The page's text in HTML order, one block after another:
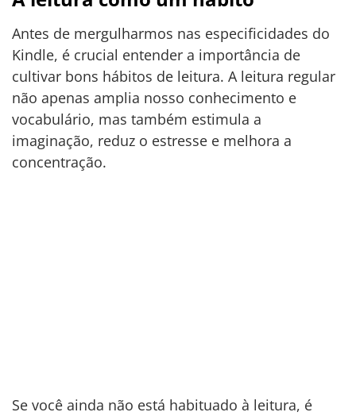
Antes de mergulharmos nas especificidades do
Kindle, é crucial entender a importância de
cultivar bons hábitos de leitura. A leitura regular
não apenas amplia nosso conhecimento e
vocabulário, mas também estimula a
imaginação, reduz o estresse e melhora a
concentração.
Se você ainda não está habituado à leitura, é